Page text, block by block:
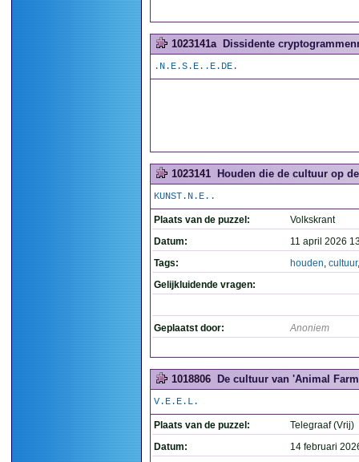
1023141a Dissidente
.N.E.S.E..E.DE.
1023141 Houden die de cultuur op
KUNST.N.E..
Plaats van de puzzel:
Volkskrant
Datum:
11 april 2026
Tags:
houden, cultuur
Gelijkluidende vragen:
Geplaatst door: Anoniem
1018806 De cultuur van 'Animal
V.E.E.L.
Plaats van de puzzel:
Telegraaf (Vrij)
Datum:
14 februari